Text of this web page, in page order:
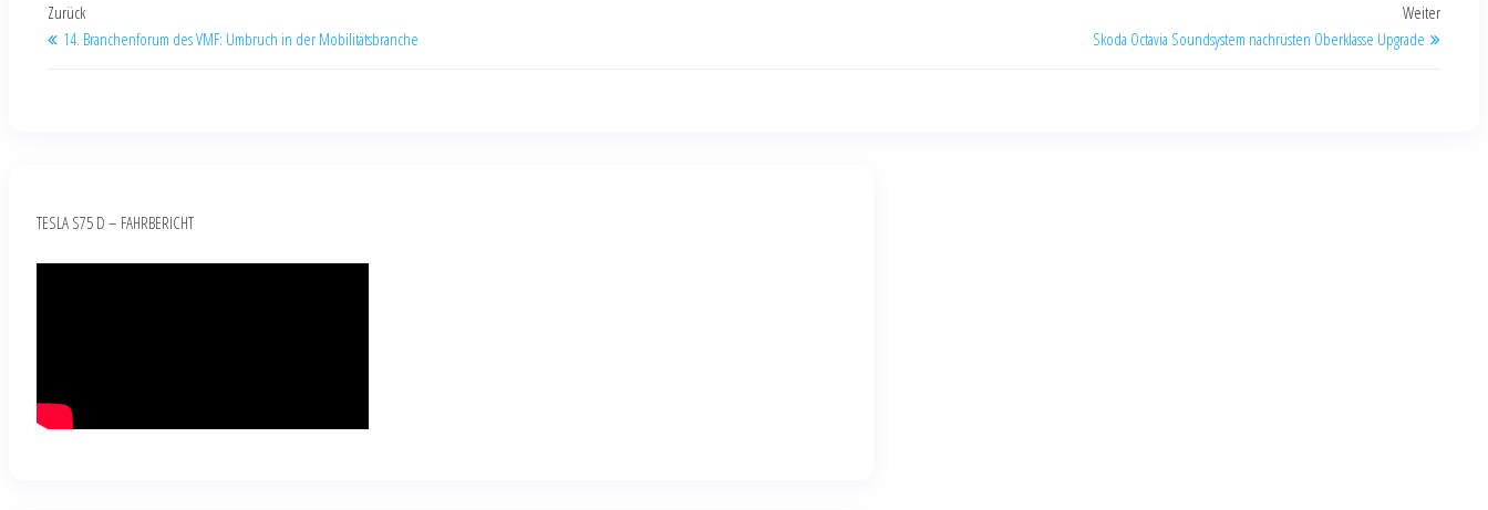
Zurück
14. Branchenforum des VMF: Umbruch in der Mobilitätsbranche
Weiter
Skoda Octavia Soundsystem nachrüsten Oberklasse Upgrade
TESLA S75 D – FAHRBERICHT